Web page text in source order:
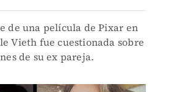
de una película de Pixar en
Vieth fue cuestionada sobre
de su ex pareja.